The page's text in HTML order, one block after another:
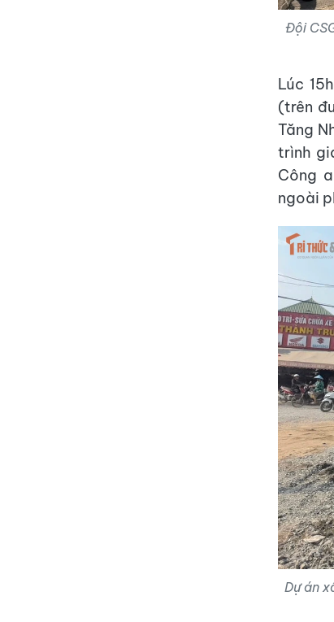
Đội
Lúc
(trên
Tăng
trình
Công
ngoài
Dự án